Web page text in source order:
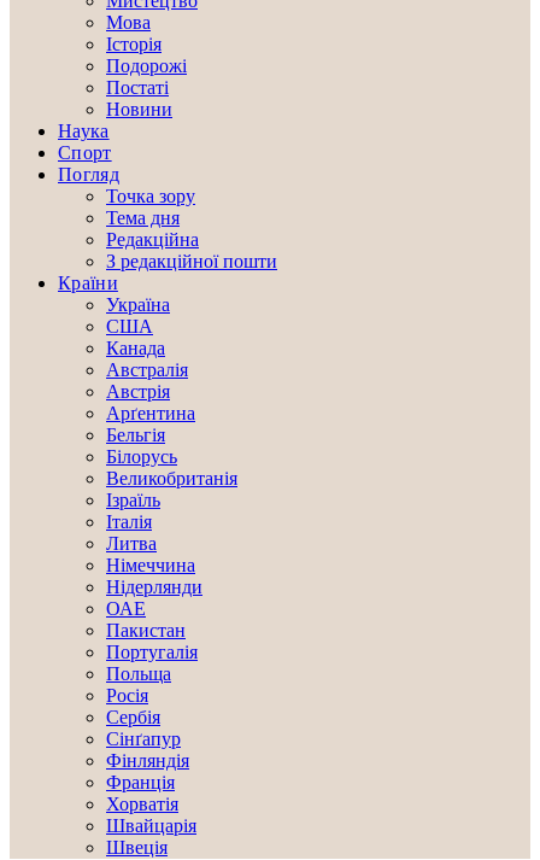
Мова
Історія
Подорожі
Постаті
Новини
Наука
Спорт
Погляд
Точка зору
Тема дня
Редакційна
З редакційної пошти
Країни
Україна
США
Канада
Австралія
Австрія
Арґентина
Бельгія
Білорусь
Великобританія
Ізраїль
Італія
Литва
Німеччина
Нідерлянди
ОАЕ
Пакистан
Португалія
Польща
Росія
Сербія
Сінґапур
Фінляндія
Франція
Хорватія
Швайцарія
Швеція